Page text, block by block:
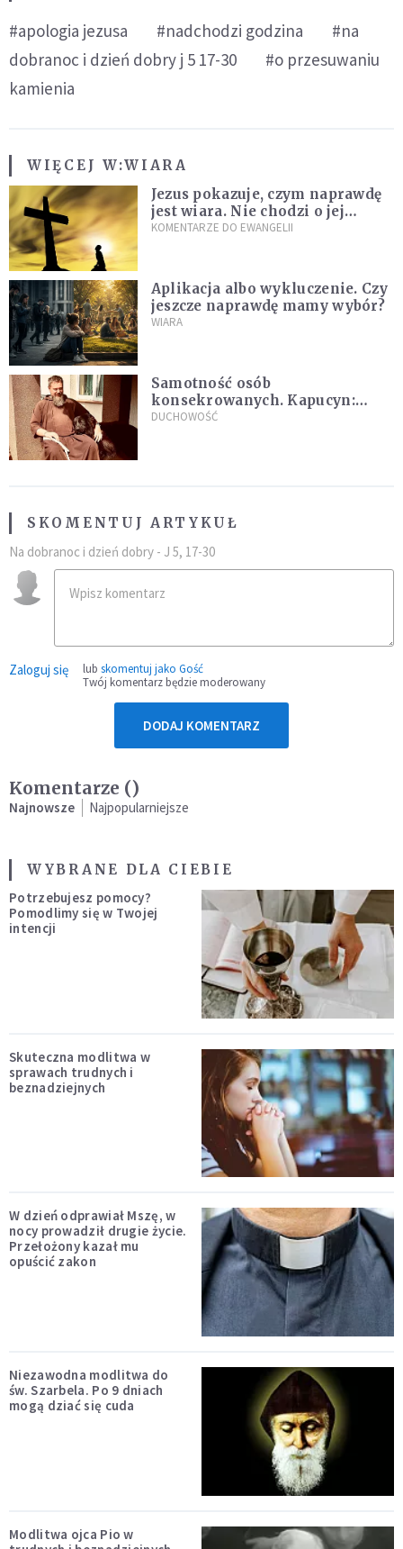
#apologia jezusa #nadchodzi godzina
#na
dobranoc i dzień dobry j 5 17-30
#o przesuwaniu
kamienia
WIĘCEJ W:WIARA
Jezus pokazuje, czym naprawdę
jest wiara. Nie chodzi o jej
wielkość
KOMENTARZE DO EWANGELII
Aplikacja albo wykluczenie. Czy
jeszcze naprawdę mamy wybór?
WIARA
Samotność osób
konsekrowanych. Kapucyn:
Życie w pojedynkę rzadko jest
DUCHOWOŚĆ
SKOMENTUJ ARTYKUŁ
Na dobranoc i dzień dobry - J 5, 17-30
Zaloguj się lub skomentuj jako Gość
Twój komentarz będzie moderowany
DODAJ KOMENTARZ
Komentarze ()
Najnowsze Najpopularniejsze
WYBRANE DLA CIEBIE
Potrzebujesz pomocy?
Pomodlimy się w Twojej
intencji
Skuteczna modlitwa w
sprawach trudnych i
beznadziejnych
W dzień odprawiał Mszę, w
nocy prowadził drugie życie.
Przełożony kazał mu
opuścić zakon
Niezawodna modlitwa do
św. Szarbela. Po 9 dniach
mogą dziać się cuda
Modlitwa ojca Pio w